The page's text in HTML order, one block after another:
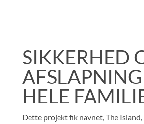
SIKKERHED
HELE
Dette projekt fik navnet, The